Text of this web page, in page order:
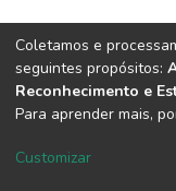
DSpace software
Cookie
Coletamos e
seguintes propósitos:
Reconhecimento e
Para aprender mais,
Customizar